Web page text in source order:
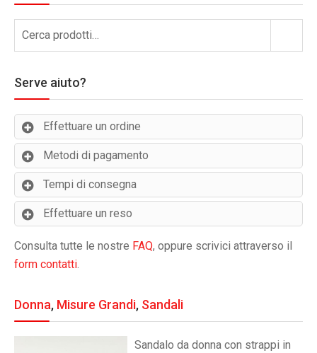
Serve aiuto?
Effettuare un ordine
Metodi di pagamento
Tempi di consegna
Effettuare un reso
Consulta tutte le nostre FAQ, oppure scrivici attraverso il
form contatti.
Donna, Misure Grandi, Sandali
Sandalo da donna con strappi in